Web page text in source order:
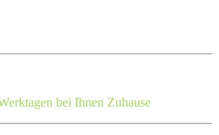
bei Ihnen Zuhause